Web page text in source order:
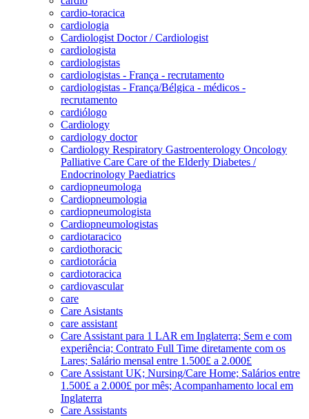
cardio-toracica
cardiologia
Cardiologist Doctor / Cardiologist
cardiologista
cardiologistas
cardiologistas - França - recrutamento
cardiologistas - França/Bélgica - médicos -
recrutamento
cardiólogo
Cardiology
cardiology doctor
Cardiology Respiratory Gastroenterology Oncology
Palliative Care Care of the Elderly Diabetes /
Endocrinology Paediatrics
cardiopneumologa
Cardiopneumologia
cardiopneumologista
Cardiopneumologistas
cardiotaracico
cardiothoracic
cardiotorácia
cardiotoracica
cardiovascular
care
Care Asistants
care assistant
Care Assistant para 1 LAR em Inglaterra; Sem e com
experiência; Contrato Full Time diretamente com os
Lares; Salário mensal entre 1.500£ a 2.000£
Care Assistant UK; Nursing/Care Home; Salários entre
1.500£ a 2.000£ por mês; Acompanhamento local em
Inglaterra
Care Assistants